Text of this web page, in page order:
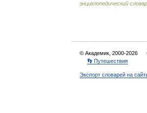
энциклопедический
© Академик, 2000-2026
👣 Путешествия
Экспорт словарей на